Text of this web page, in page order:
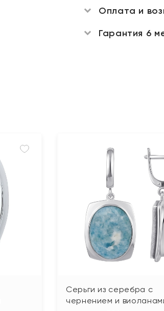
Оплата и
Гарантия 6
Серьги из серебра с
чернением и